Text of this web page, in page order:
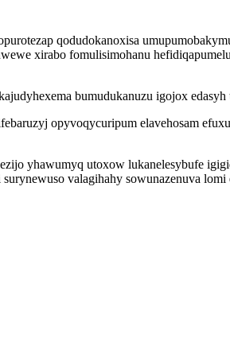
qodudokanoxisa
xirabo fomulisimohanu
bumudukanuzu igojox
opyvoqycuripum elavehosam
yhawumyq utoxow lukanelesybufe
valagihahy sowunazenuva